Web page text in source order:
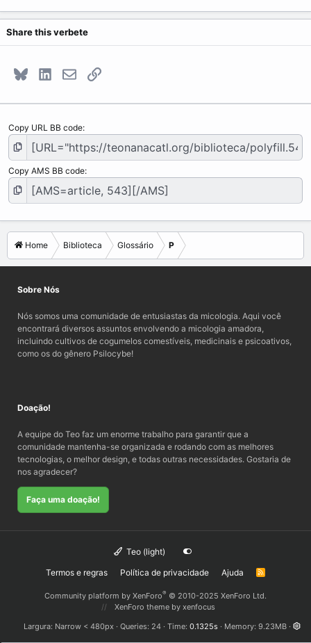
Share this verbete
Bluesky LinkedInE-mailLink
Copy URL BB code
Copy AMS BB code
Home Biblioteca Glossário P
Sobre Nós
Nós somos uma comunidade de entusiastas da micologia. Aqui você
encontrará diversos assuntos envolvendo a micologia amadora,
incluindo cultivos de cogumelos comestíveis, medicinais e psicoativos,
como os do gênero Psilocybe!
Doação!
A equipe do Teo faz um enorme trabalho para garantir que a
comunidade mantenha-se organizada e rodando com as melhores
tecnologias, o melhor design, e todas outras necessidades. Gostaria de
nos agradecer?
Faça uma doação!
Teo (light)
Termos e regras
Política de privacidade Ajuda
R
Community platform by XenForo® © 2010-2025 XenForo Ltd.
XenForo theme by xenfocus
Largura
Queries 24 Time 0.1325s Memory 9.23MB